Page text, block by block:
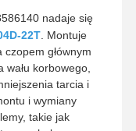
nadaje się
22T. Montuje
głównym
wału korbowego,
tarcia i
i wymiany
takie jak